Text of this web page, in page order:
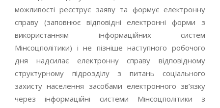
можливості реєструє заяву та формує електронну
справу (заповнює відповідні електронні форми з
використанням інформаційних систем
Мінсоцполітики) і не пізніше наступного робочого
дня надсилає електронну справу відповідному
структурному підрозділу з питань соціального
захисту населення засобами електронного зв’язку
через інформаційні системи Мінсоцполітики з